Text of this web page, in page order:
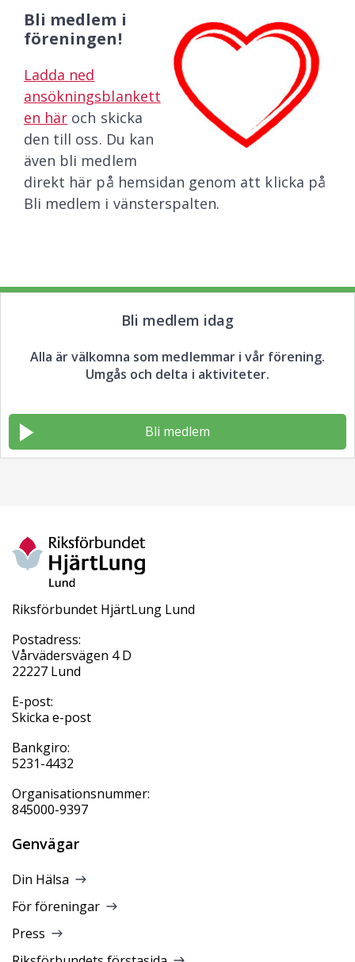
Bli medlem i
föreningen!
Ladda ned
ansökningsblankett
en här och skicka
den till oss. Du kan
även bli medlem
direkt här på hemsidan genom att klicka på
Bli medlem i vänsterspalten.
Bli medlem idag
Alla är välkomna som medlemmar i vår förening.
Umgås och delta i aktiviteter.
Bli medlem
Riksförbundet HjärtLung Lund
Postadress:
Vårvädersvägen 4 D
22227 Lund
E-post:
Skicka e-post
Bankgiro:
5231-4432
Organisationsnummer:
845000-9397
Genvägar
Din Hälsa
För föreningar
Press